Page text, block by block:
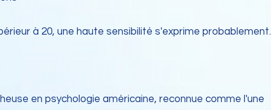
à 20, une haute sensibilité s'exprime probablement.
en psychologie américaine, reconnue comme l'une